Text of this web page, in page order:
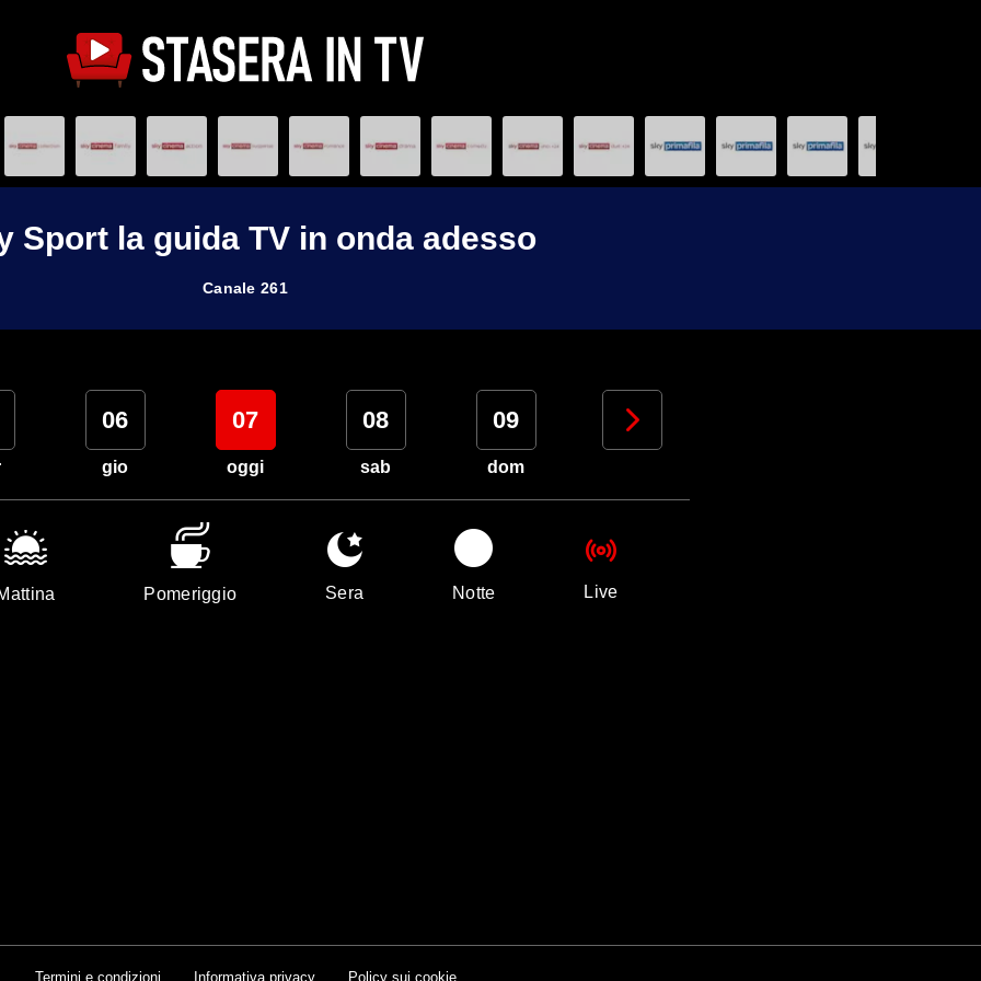
Sport la guida TV in onda adesso
Canale 261
06
gio
07
oggi
08
sab
09
dom
10
Pomeriggio Sera Notte Live
Termini e condizioni Informativa privacy Policy sui cookie